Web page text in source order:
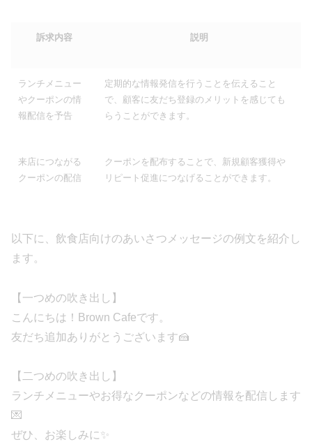
訴求内容 説明
ランチメニュー
やクーポンの情
報配信を予告
定期的な情報発信を行うことを伝えること
で、顧客に友だち登録のメリットを感じても
らうことができます。
来店につながる
クーポンの配信
クーポンを配布することで、新規顧客獲得や
リピート促進につなげることができます。
以下に、飲食店向けのあいさつメッセージの例文を紹介し
ます。
【一つめの吹き出し】
こんにちは！Brown Cafeです。
友だち追加ありがとうございます🍰
【二つめの吹き出し】
ランチメニューやお得なクーポンなどの情報を配信します
💌
ぜひ、お楽しみに✨